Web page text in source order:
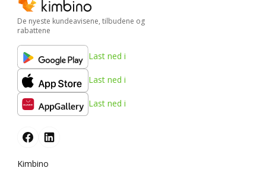
De nyeste kundeavisene, tilbudene og
rabattene
Last ned i
Last ned i
Last ned i
Kimbino